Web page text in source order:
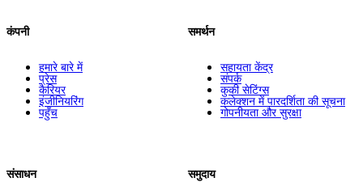
कंपनी
हमारे बारे में
प्रेस
कैरियर
इंजीनियरिंग
पहुँच
संसाधन
समर्थन
सहायता केंद्र
संपर्क
कुकी सेटिंग्स
कलेक्शन में पारदर्शिता की सूचना
गोपनीयता और सुरक्षा
समुदाय